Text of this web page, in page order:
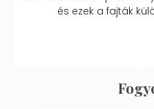
és ezek a fajták